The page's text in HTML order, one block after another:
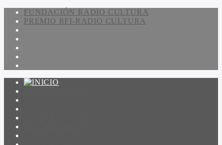
FUNDACIÓN RADIO CULTURA
PREMIO RFI-RADIO CULTURA